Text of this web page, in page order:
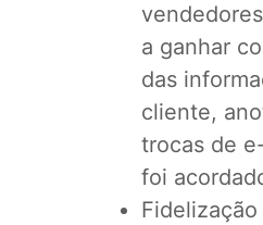
a ganhar
das
cliente,
trocas de
foi